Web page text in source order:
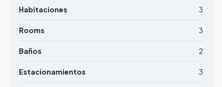
Habitaciones 3
Rooms 3
Baños 2
Estacionamientos 3